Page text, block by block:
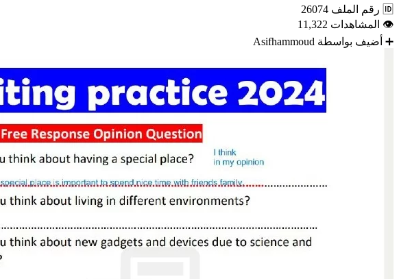
🆔 رقم الملف 26074
👁 المشاهدات 11,322
➕ أضيف بواسطة Asifhammoud